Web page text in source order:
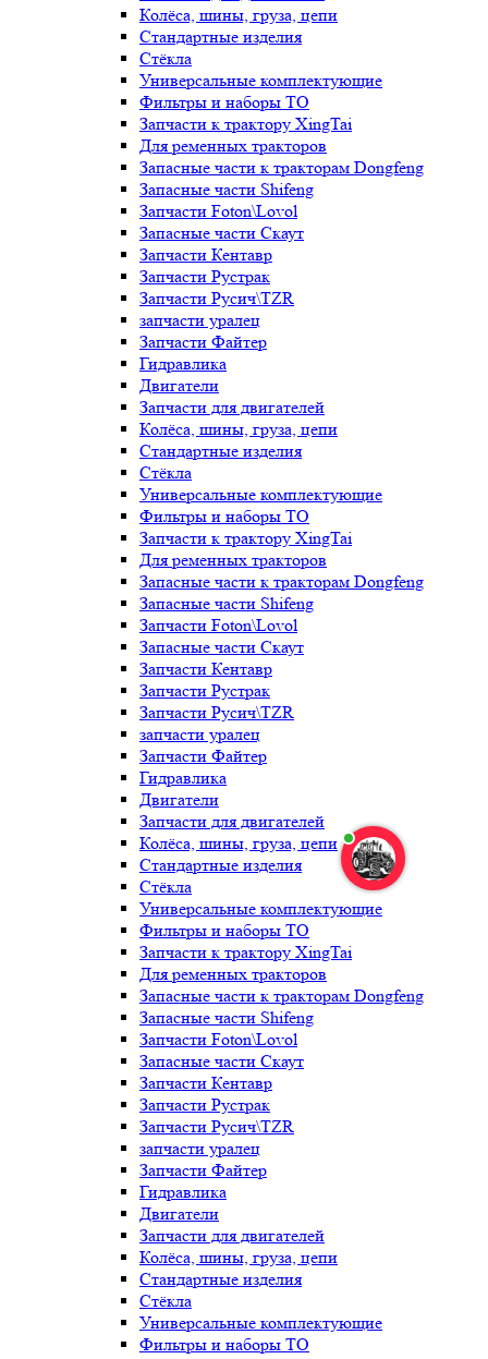
Колёса, шины, груза, цепи
Стандартные изделия
Стёкла
Универсальные комплектующие
Фильтры и наборы ТО
Запчасти к трактору XingTai
Для ременных тракторов
Запасные части к тракторам Dongfeng
Запасные части Shifeng
Запчасти Foton\Lovol
Запасные части Скаут
Запчасти Кентавр
Запчасти Рустрак
Запчасти Русич\TZR
запчасти уралец
Запчасти Файтер
Гидравлика
Двигатели
Запчасти для двигателей
Колёса, шины, груза, цепи
Стандартные изделия
Стёкла
Универсальные комплектующие
Фильтры и наборы ТО
Запчасти к трактору XingTai
Для ременных тракторов
Запасные части к тракторам Dongfeng
Запасные части Shifeng
Запчасти Foton\Lovol
Запасные части Скаут
Запчасти Кентавр
Запчасти Рустрак
Запчасти Русич\TZR
запчасти уралец
Запчасти Файтер
Гидравлика
Двигатели
Запчасти для двигателей
Колёса, шины, груза, цепи
Стандартные изделия
Стёкла
Универсальные комплектующие
Фильтры и наборы ТО
Запчасти к трактору XingTai
Для ременных тракторов
Запасные части к тракторам Dongfeng
Запасные части Shifeng
Запчасти Foton\Lovol
Запасные части Скаут
Запчасти Кентавр
Запчасти Рустрак
Запчасти Русич\TZR
запчасти уралец
Запчасти Файтер
Гидравлика
Двигатели
Запчасти для двигателей
Колёса, шины, груза, цепи
Стандартные изделия
Стёкла
Универсальные комплектующие
Фильтры и наборы ТО